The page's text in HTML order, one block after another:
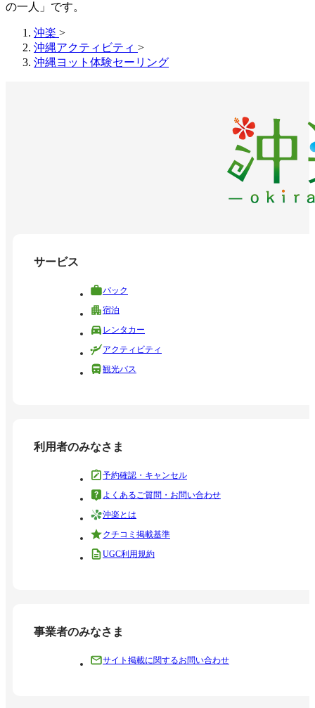
の一人」です。
沖楽 >
沖縄アクティビティ >
沖縄ヨット体験セーリング
サービス
パック
宿泊
レンタカー
アクティビティ
観光バス
利用者のみなさま
予約確認・キャンセル
よくあるご質問・お問い合わせ
沖楽とは
クチコミ掲載基準
UGC利用規約
事業者のみなさま
サイト掲載に関するお問い合わせ